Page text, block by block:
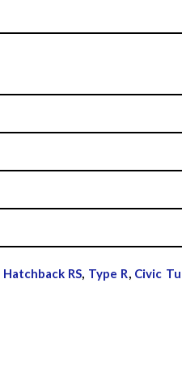
Hatchback RS, Type R, Civic